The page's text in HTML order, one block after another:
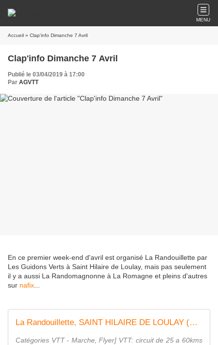
MENU
Accueil » Clap'info Dimanche 7 Avril
Clap'info Dimanche 7 Avril
Publié le 03/04/2019 à 17:00
Par AGVTT
En ce premier week-end d'avril est organisé La Randouillette par
Les Guidons Verts à Saint Hilaire de Loulay, mais pas seulement
il y a aussi La Randomagnonne à La Romagne et pleins d'autres
sur nafix
La Randouillette, SAINT HILAIRE DE LOULAY (Sortie du 07/04/2019 / Ref. : 56587)
Catégories VTT - Marche, Flyer] VTT: circuit de 25 a 60kms